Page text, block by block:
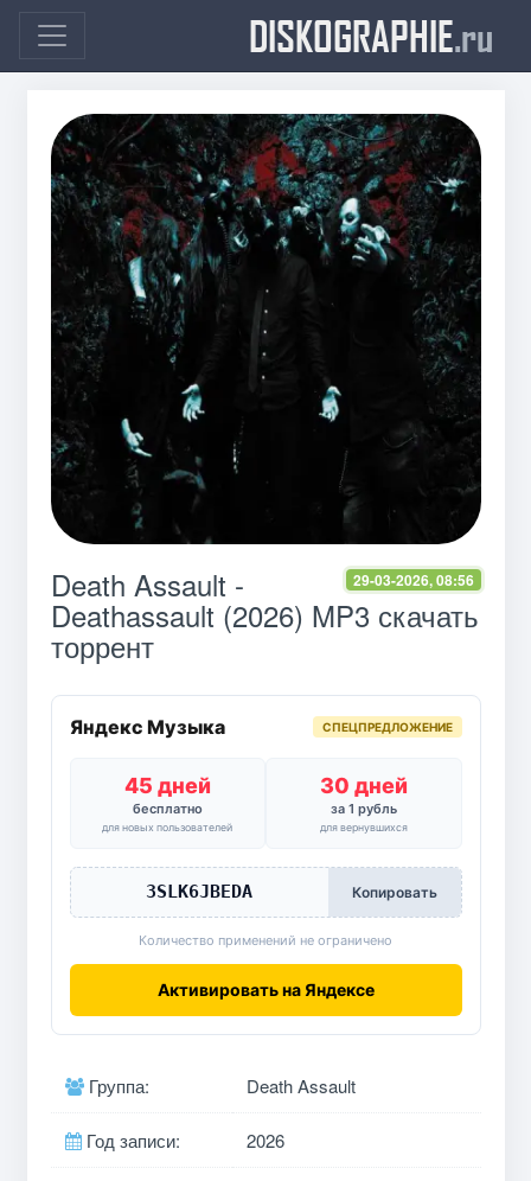
DISKOGRAPHIE.ru
29-03-2026, 08:56
Death Assault -
Deathassault (2026) MP3 скачать
торрент
Яндекс Музыка СПЕЦПРЕДЛОЖЕНИЕ
45 дней
бесплатно
для новых пользователей
30 дней
за 1 рубль
для вернувшихся
3SLK6JBEDA Копировать
Количество применений не ограничено
Активировать на Яндексе
Группа: Death Assault
Год записи: 2026